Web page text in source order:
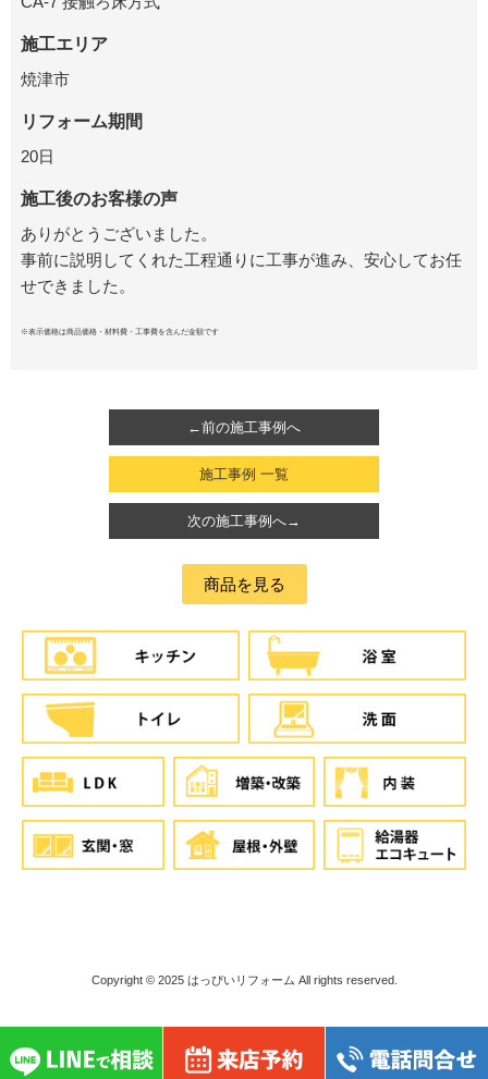
施工エリア
焼津市
リフォーム期間
20日
施工後のお客様の声
ありがとうございました。
事前に説明してくれた工程通りに工事が進み、安心してお任
せできました。
※表示価格は商品価格・材料費・工事費を含んだ金額です
←前の施工事例へ
施工事例 一覧
次の施工事例へ→
商品を見る
Copyright © 2025 はっぴいリフォーム All rights reserved.